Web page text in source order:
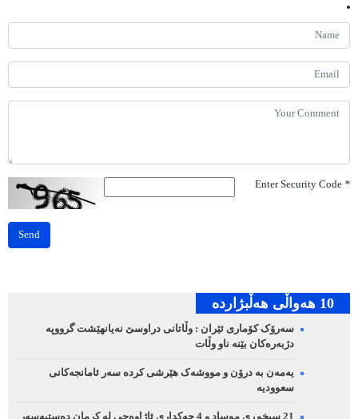
*
Send
10 هه‌واڵی هه‌ڵبژارده‌
سەرۆک کۆماری ئێران : وڵاتانی دراوسێ نەیانهێشت گرووپە
دژبەرەکان بێنە ناو وڵات
یەمەن بە درۆن و مووشەک هێرشی کردە سەر ئامانجەکانی
سعوودیە